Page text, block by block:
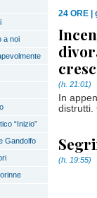
a noi
“Inizio”
Gandolfo
24 ORE
(h. 21:01)
In
distrutti.
(h. 19:55)